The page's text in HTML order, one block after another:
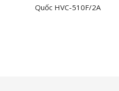
Quốc HVC-510F/2A